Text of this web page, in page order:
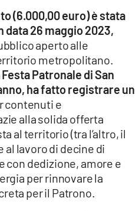
(6.000,00 euro) è stata
data 26 maggio 2023,
aperto alle
metropolitano.
Festa Patronale di San
ha fatto registrare un
contenuti e
alla solida offerta
al territorio (tra l’altro, il
al lavoro di decine di
con dedizione, amore e
per rinnovare la
per il Patrono.